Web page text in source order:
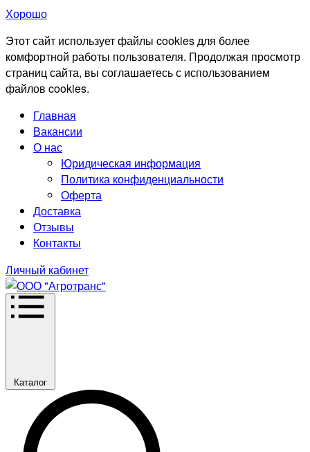
Хорошо
Этот сайт использует файлы cookies для более
комфортной работы пользователя. Продолжая просмотр
страниц сайта, вы соглашаетесь с использованием
файлов cookies.
Главная
Вакансии
О нас
Юридическая информация
Политика конфиденциальности
Оферта
Доставка
Отзывы
Контакты
Личный кабинет
Каталог